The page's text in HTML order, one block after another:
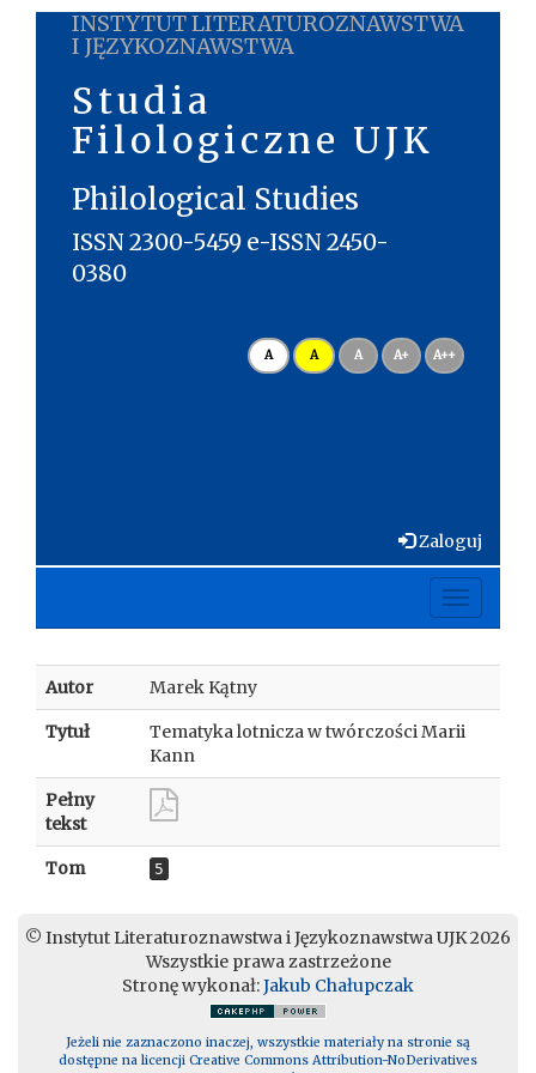
INSTYTUT LITERATUROZNAWSTWA
I JĘZYKOZNAWSTWA
Studia
Filologiczne UJK
Philological Studies
ISSN 2300-5459 e-ISSN 2450-
0380
A A A A+ A++
Zaloguj
Toggle
Autor Marek Kątny
Tytuł
Tematyka lotnicza w twórczości Marii
Kann
Pełny
tekst
Tom 5
© Instytut Literaturoznawstwa i Językoznawstwa UJK 2026
Wszystkie prawa zastrzeżone
Stronę wykonał:Jakub Chałupczak
Jeżeli nie zaznaczono inaczej, wszystkie materiały na stronie są
dostępne na licencji Creative Commons Attribution-NoDerivatives